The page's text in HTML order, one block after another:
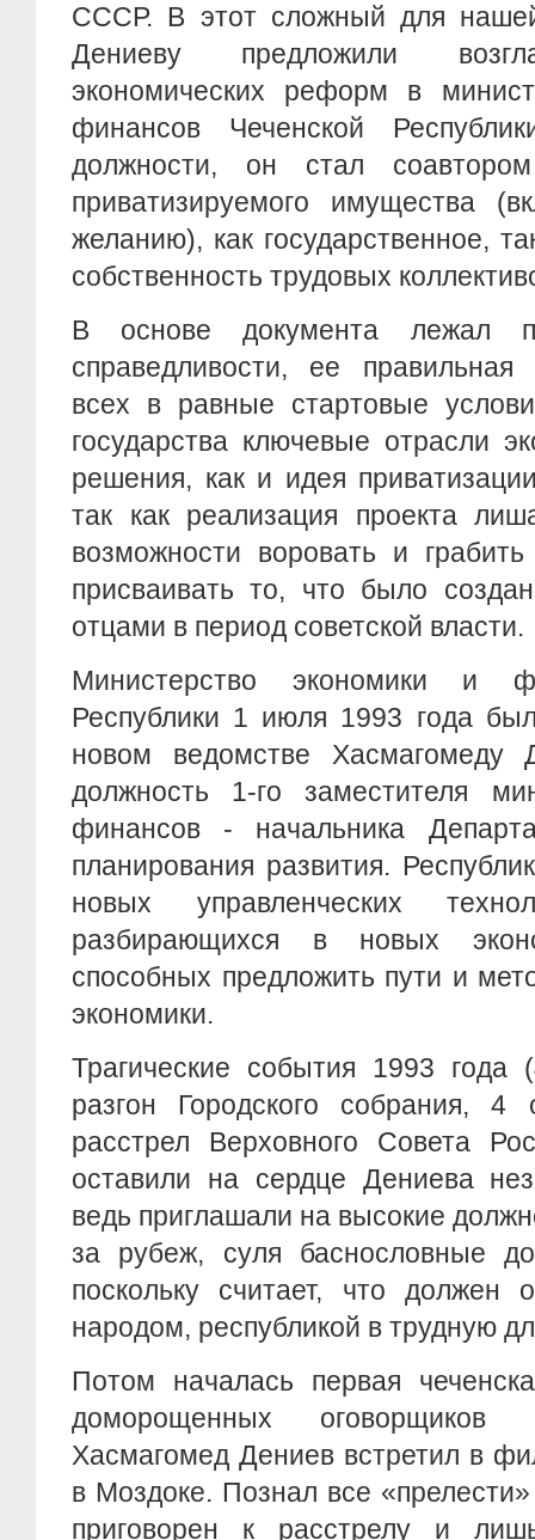
СССР. В этот сложный для
Дениеву предложили
экономических реформ в
финансов Чеченской
должности, он стал
приватизируемого имущества
желанию), как государственное,
собственность трудовых
В основе документа лежал
справедливости, ее правильная
всех в равные стартовые
государства ключевые отрасли
решения, как и идея
так как реализация проекта
возможности воровать и
присваивать то, что было
отцами в период советской власти.
Министерство экономики и
Республики 1 июля 1993 года
новом ведомстве Хасмагомеду
должность 1-го заместителя
финансов - начальника
планирования развития.
новых управленческих
разбирающихся в новых
способных предложить пути и
экономики.
Трагические события 1993
разгон Городского собрания,
расстрел Верховного Совета
оставили на сердце Дениева
ведь приглашали на высокие
за рубеж, суля баснословные
поскольку считает, что должен
народом, республикой в трудную
Потом началась первая
доморощенных
Хасмагомед Дениев встретил в
в Моздоке. Познал все
приговорен к расстрелу и